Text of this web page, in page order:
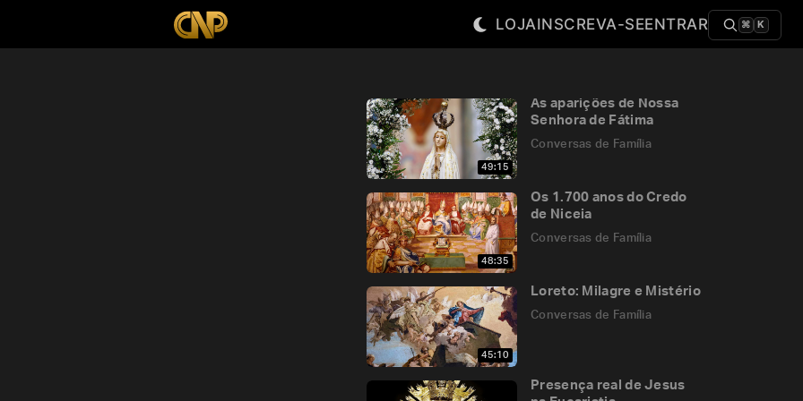
LOJAINSCREVA-SEENTRAR ⌘ K
49:15
As aparições de Nossa
Senhora de Fátima
Conversas de Família
48:35
Os 1.700 anos do Credo
de Niceia
Conversas de Família
45:10
Loreto: Milagre e Mistério
Conversas de Família
Presença real de Jesus